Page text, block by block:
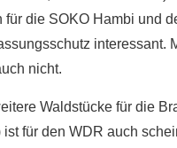
für die SOKO Hambi und
interessant.
nicht.
Waldstücke für die
ist für den WDR auch